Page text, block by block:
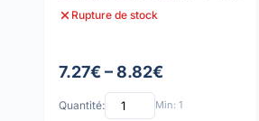
Rupture de stock
7.27€ – 8.82€
Quantité: Min: 1